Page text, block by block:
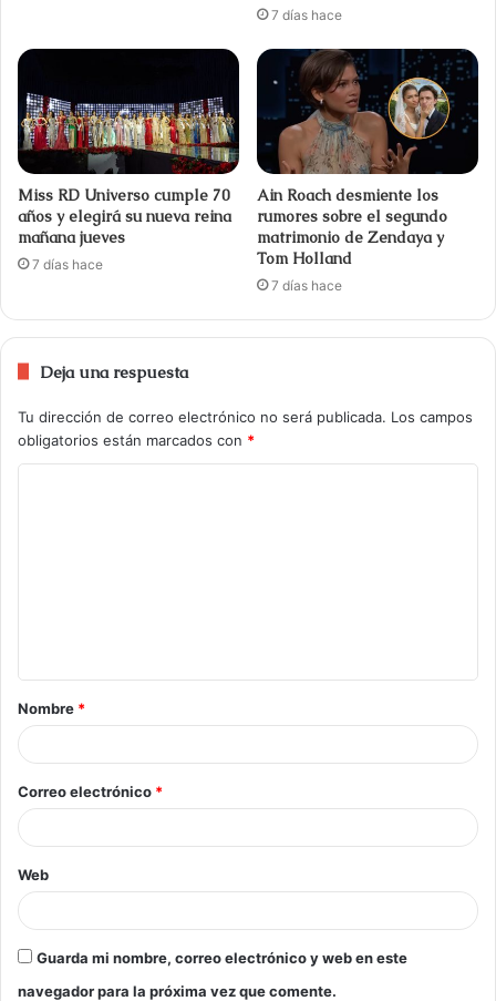
7 días hace
Miss RD Universo cumple 70
años y elegirá su nueva reina
mañana jueves
7 días hace
Ain Roach desmiente los
rumores sobre el segundo
matrimonio de Zendaya y
Tom Holland
7 días hace
Deja una respuesta
Tu dirección de correo electrónico no será publicada. Los campos
obligatorios están marcados con *
Nombre *
Correo electrónico *
Web
Guarda mi nombre, correo electrónico y web en este
navegador para la próxima vez que comente.